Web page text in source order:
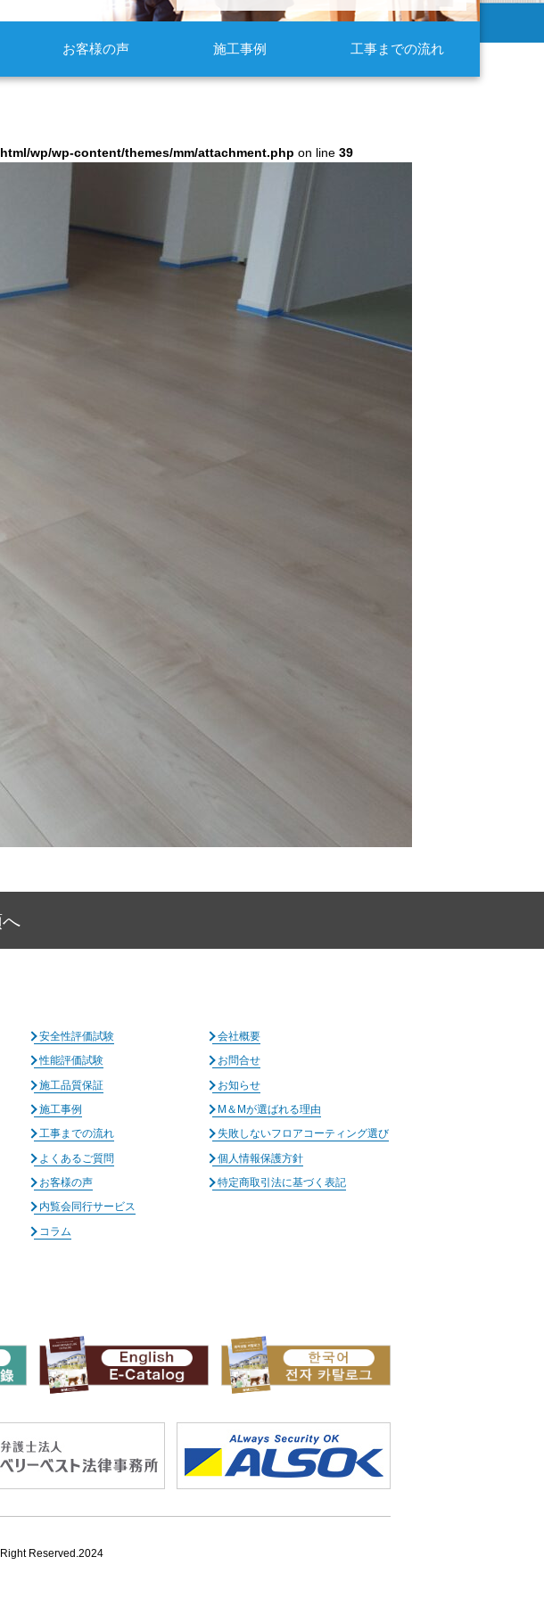
お客様の声 施工事例 工事までの流れ
wp/wp-content/themes/mm/attachment.php on line 39
安全性評価試験
性能評価試験
施工品質保証
施工事例
工事までの流れ
よくあるご質問
お客様の声
内覧会同行サービス
コラム
会社概要
お問合せ
お知らせ
M＆Mが選ばれる理由
失敗しないフロアコーティング選び
個人情報保護方針
特定商取引法に基づく表記
Reserved.2024